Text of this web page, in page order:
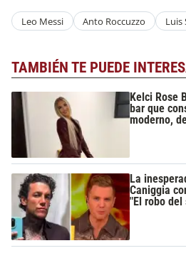
Leo Messi Anto Roccuzzo Luis
TAMBIÉN TE PUEDE
Kelci Rose
bar que
moderno,
La
Caniggia
"El robo del